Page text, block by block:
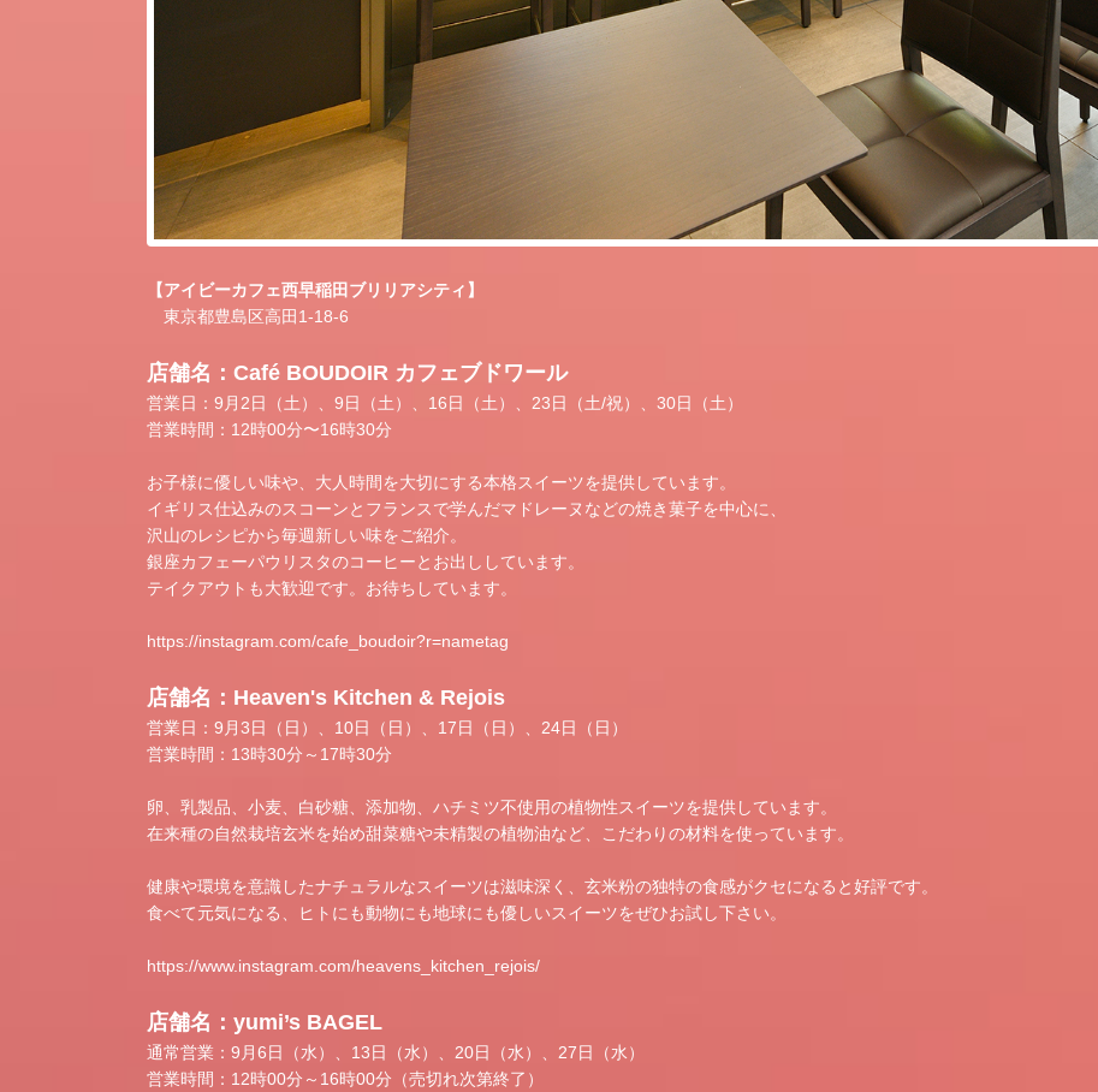
【アイビーカフェ西早稲田ブリリアシティ】
東京都豊島区高田1-18-6
店舗名：Café BOUDOIR カフェブドワール
営業日：9月2日（土）、9日（土）、16日（土）、23日（土/祝）、30日（土）
営業時間：12時00分〜16時30分
お子様に優しい味や、大人時間を大切にする本格スイーツを提供しています。
イギリス仕込みのスコーンとフランスで学んだマドレーヌなどの焼き菓子を中心に、
沢山のレシピから毎週新しい味をご紹介。
銀座カフェーパウリスタのコーヒーとお出ししています。
テイクアウトも大歓迎です。お待ちしています。
https://instagram.com/cafe_boudoir?r=nametag
店舗名：Heaven's Kitchen & Rejois
営業日：9月3日（日）、10日（日）、17日（日）、24日（日）
営業時間：13時30分～17時30分
卵、乳製品、小麦、白砂糖、添加物、ハチミツ不使用の植物性スイーツを提供しています。
在来種の自然栽培玄米を始め甜菜糖や未精製の植物油など、こだわりの材料を使っています。
健康や環境を意識したナチュラルなスイーツは滋味深く、玄米粉の独特の食感がクセになると好評です。
食べて元気になる、ヒトにも動物にも地球にも優しいスイーツをぜひお試し下さい。
https://www.instagram.com/heavens_kitchen_rejois/
店舗名：yumi’s BAGEL
通常営業：9月6日（水）、13日（水）、20日（水）、27日（水）
営業時間：12時00分～16時00分（売切れ次第終了）